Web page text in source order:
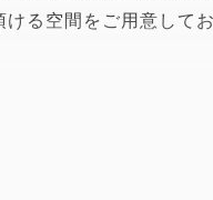
る空間をご用意してお